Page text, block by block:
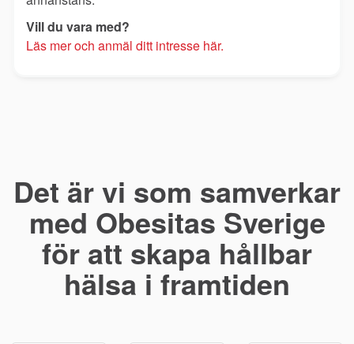
Vill du vara med?
Läs mer och anmäl ditt intresse här.
Det är vi som samverkar
med Obesitas Sverige
för att skapa hållbar
hälsa i framtiden